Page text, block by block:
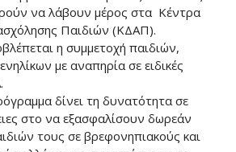
να λάβουν μέρος στα Κέντρα
Παιδιών (ΚΔΑΠ).
η συμμετοχή παιδιών,
με αναπηρία σε ειδικές
δίνει τη δυνατότητα σε
στο να εξασφαλίσουν δωρεάν
τους σε βρεφονηπιακούς και